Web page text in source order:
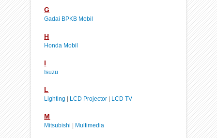
G
Gadai BPKB Mobil
H
Honda Mobil
I
Isuzu
L
Lighting | LCD Projector | LCD TV
M
Mitsubishi | Multimedia